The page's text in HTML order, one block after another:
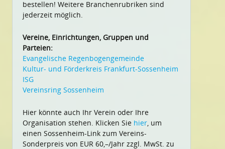
bestellen! Weitere Branchenrubriken sind
jederzeit möglich.
Vereine, Einrichtungen, Gruppen und
Parteien:
Evangelische Regenbogengemeinde
Kultur- und Förderkreis Frankfurt-Sossenheim
ISG
Vereinsring Sossenheim
Hier könnte auch Ihr Verein oder Ihre
Organisation stehen. Klicken Sie hier, um
einen Sossenheim-Link zum Vereins-
Sonderpreis von EUR 60,–/Jahr zzgl. MwSt. zu